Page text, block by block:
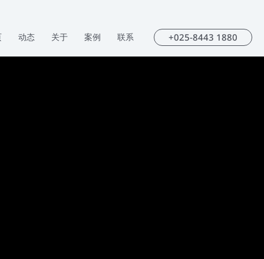
动态 关于 案例 联系 +025-8443 1880